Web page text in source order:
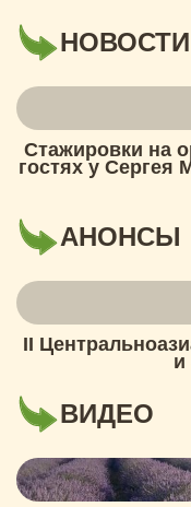
НОВОСТИ
Стажировки на
гостях у Сергея
АНОНСЫ
II
и
ВИДЕО